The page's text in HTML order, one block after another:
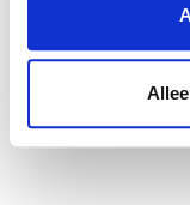
volgens de
Huishoudens
Omzetbelasting: